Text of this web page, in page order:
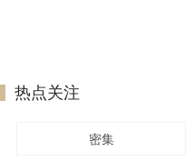
热点关注
密集